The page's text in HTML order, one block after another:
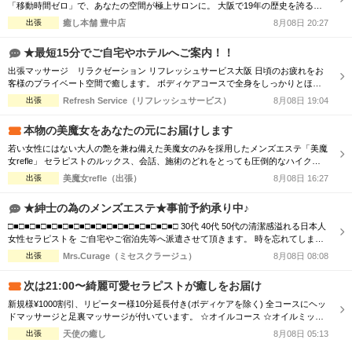
「移動時間ゼロ」で、あなたの空間が極上サロンに。 大阪で19年の歴史を誇る
「癒し本舗」は、技術はもちろん、お一人おひとりに寄り添う「おもてなし」を何
より大切にしています。 ■選ばれる理由 ・熟練の技術：ボディケア、オイル、タ
なるホスピタリティをお...
出張 癒し本舗 豊中店 8月08日 20:27
★最短15分でご自宅やホテルへご案内！！
出張マッサージ リラクゼーション リフレッシュサービス大阪 日頃のお疲れをお
客様のプライベート空間で癒します。 ボディケアコースで全身をしっかりとほぐ
すも良し！ オイルセラピーで体の深部からゆったりするも良し！ ★高リピートの
スタッフが多数出勤★ リフレッシュサービスでは、 技術接遇研修検定をクリアし
いただけます。 ー...
出張 Refresh Service（リフレッシュサービス） 8月08日 19:04
本物の美魔女をあなたの元にお届けします
若い女性にはない大人の艶を兼ね備えた美魔女のみを採用したメンズエステ「美魔
女refle」 セラピストのルックス、会話、施術のどれをとっても圧倒的なハイクオ
リティでお客様をお出迎えさせて頂きます。 記憶に残る素敵なお時間をお過ごし
下さいませ。 容姿、接客全てを兼ねそろえた美魔女が多数ご案内可能♪ 必ず会った
是非この機会に日頃...
出張 美魔女refle（出張） 8月08日 16:27
★紳士の為のメンズエステ★事前予約承り中♪
□■□■□■□■□■□■□■□■□■□■□■□■□■□■□■□ 30代 40代 50代の清潔感溢れる日本人
女性セラピストを ご自宅やご宿泊先等へ派遣させて頂きます。 時を忘れてしまう
程の癒しと心のこもった おもてなしをお届けします。 □■□■□■□■□■□■□■□■□■□
■□■□■□■□■□■□ お客様の日々のお疲れやストレスを心身共に癒す為 優しさ・気
出張 Mrs.Curage（ミセスクラージュ） 8月08日 08:08
次は21:00〜綺麗可愛セラピストが癒しをお届け
新規様¥1000割引、リピーター様10分延長付き(ボディケアを除く) 全コースにヘッ
ドマッサージと足裏マッサージが付いています。 ☆オイルコース ☆オイルミック
スコース 90分 ￥13,000→¥12,000 120分 ￥16,000→¥15,000 150分 ￥20,000→¥19,
000 180分 ￥24,000→¥23,000 ☆ボディケアマッサージコース 90分 ￥11,00...
出張 天使の癒し 8月08日 05:13